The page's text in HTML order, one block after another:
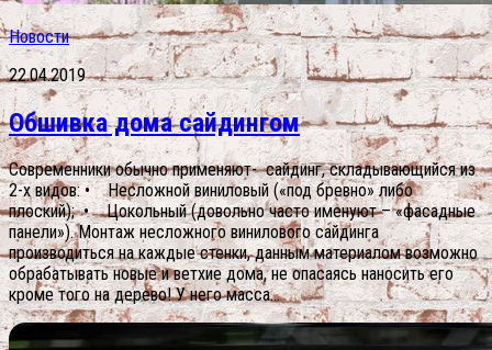
Новости
22.04.2019
Обшивка дома сайдингом
Современники обычно применяют- сайдинг, складывающийся из
2-х видов: • Несложной виниловый («под бревно» либо
плоский); • Цокольный (довольно часто именуют – «фасадные
панели»). Монтаж несложного винилового сайдинга
производиться на каждые стенки, данным материалом возможно
обрабатывать новые и ветхие дома, не опасаясь наносить его
кроме того на дерево! У него масса...